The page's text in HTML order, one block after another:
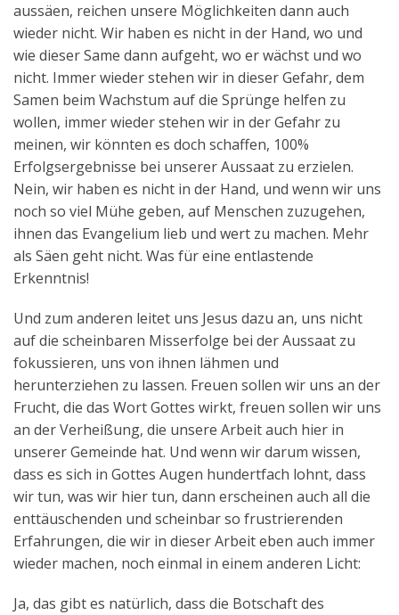
aussäen, reichen unsere Möglichkeiten dann auch
wieder nicht. Wir haben es nicht in der Hand, wo und
wie dieser Same dann aufgeht, wo er wächst und wo
nicht. Immer wieder stehen wir in dieser Gefahr, dem
Samen beim Wachstum auf die Sprünge helfen zu
wollen, immer wieder stehen wir in der Gefahr zu
meinen, wir könnten es doch schaffen, 100%
Erfolgsergebnisse bei unserer Aussaat zu erzielen.
Nein, wir haben es nicht in der Hand, und wenn wir uns
noch so viel Mühe geben, auf Menschen zuzugehen,
ihnen das Evangelium lieb und wert zu machen. Mehr
als Säen geht nicht. Was für eine entlastende
Erkenntnis!
Und zum anderen leitet uns Jesus dazu an, uns nicht
auf die scheinbaren Misserfolge bei der Aussaat zu
fokussieren, uns von ihnen lähmen und
herunterziehen zu lassen. Freuen sollen wir uns an der
Frucht, die das Wort Gottes wirkt, freuen sollen wir uns
an der Verheißung, die unsere Arbeit auch hier in
unserer Gemeinde hat. Und wenn wir darum wissen,
dass es sich in Gottes Augen hundertfach lohnt, dass
wir tun, was wir hier tun, dann erscheinen auch all die
enttäuschenden und scheinbar so frustrierenden
Erfahrungen, die wir in dieser Arbeit eben auch immer
wieder machen, noch einmal in einem anderen Licht:
Ja, das gibt es natürlich, dass die Botschaft des